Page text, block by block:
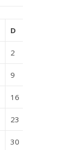
D
2
9
16
23
30